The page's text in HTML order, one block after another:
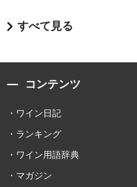
すべて見る
コンテンツ
ワイン日記
ランキング
ワイン用語辞典
マガジン